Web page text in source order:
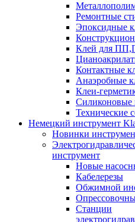
Ремонтные
Эпоксидные
Клей для
Контактные
Анаэробные
Клеи-
Силиконовые
Технические
Немецкий инструмент
Новинки
инструмент
Новые
Кабелерезы
Обжимной
Станции